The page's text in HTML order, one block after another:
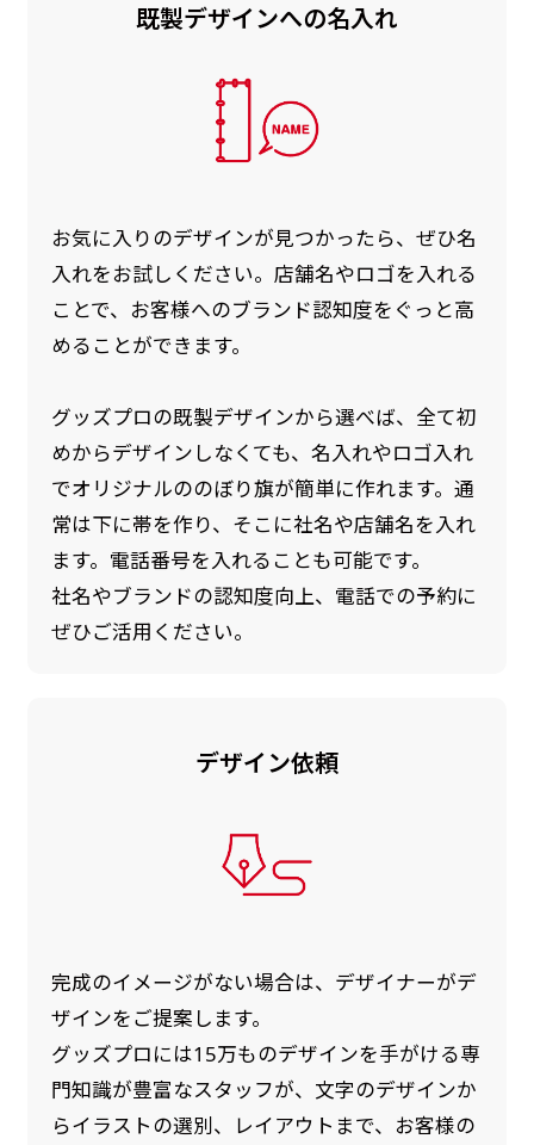
既製デザインへの名入れ
お気に入りのデザインが見つかったら、ぜひ名
入れをお試しください。店舗名やロゴを入れる
ことで、お客様へのブランド認知度をぐっと高
めることができます。
グッズプロの既製デザインから選べば、全て初
めからデザインしなくても、名入れやロゴ入れ
でオリジナルののぼり旗が簡単に作れます。通
常は下に帯を作り、そこに社名や店舗名を入れ
ます。電話番号を入れることも可能です。
社名やブランドの認知度向上、電話での予約に
ぜひご活用ください。
デザイン依頼
完成のイメージがない場合は、デザイナーがデ
ザインをご提案します。
グッズプロには15万ものデザインを手がける専
門知識が豊富なスタッフが、文字のデザインか
らイラストの選別、レイアウトまで、お客様の
お急ぎ［ +330円 ］
お急ぎは翌営業日発送（基本12時締め切り)枚数
によって対応できない場合、ギリギリでも対応
生地は対応不可です。